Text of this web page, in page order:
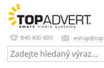
840 800 600